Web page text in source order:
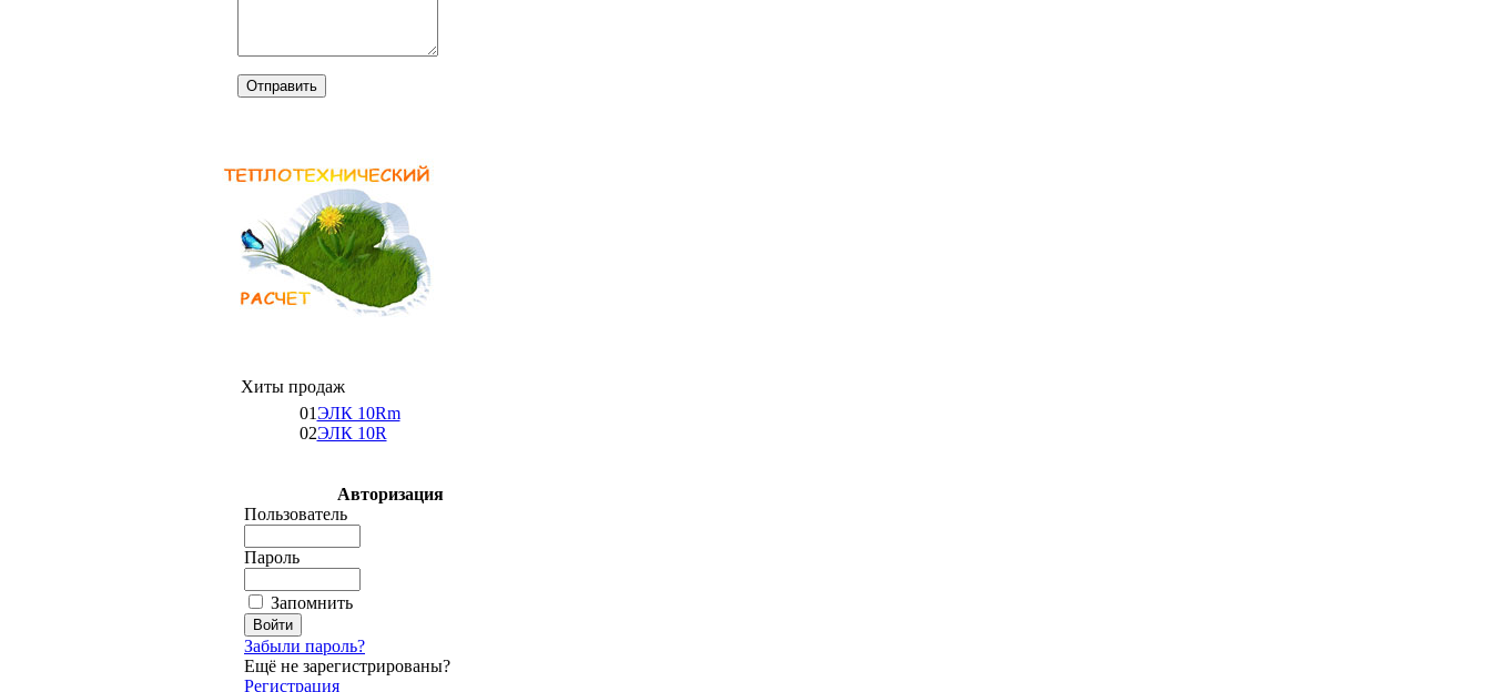
Отправить
Хиты продаж
01ЭЛК 10Rm
02ЭЛК 10R
Авторизация
Пользователь
Пароль
Запомнить
Забыли пароль?
Ещё не зарегистрированы?
Регистрация